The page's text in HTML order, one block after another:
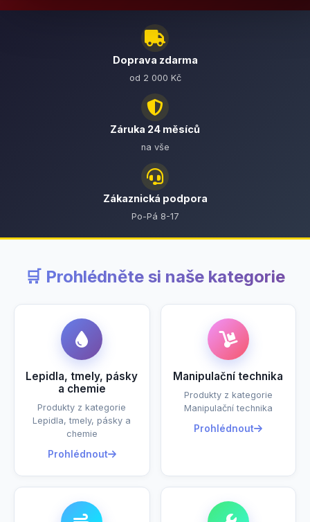
Doprava zdarma
od 2 000 Kč
Záruka 24 měsíců
na vše
Zákaznická podpora
Po-Pá 8-17
🛒 Prohlédněte si naše kategorie
Lepidla, tmely, pásky
a chemie
Produkty z kategorie
Lepidla, tmely, pásky a
chemie
Prohlédnout
Manipulační technika
Produkty z kategorie
Manipulační technika
Prohlédnout